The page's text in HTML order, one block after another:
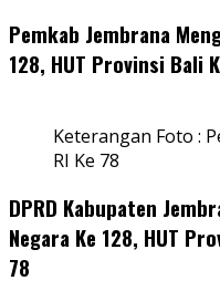
Pemkab Jembrana
128, HUT Provinsi Bali
Keterangan Foto :
RI Ke 78
DPRD Kabupaten
Negara Ke 128, HUT
78